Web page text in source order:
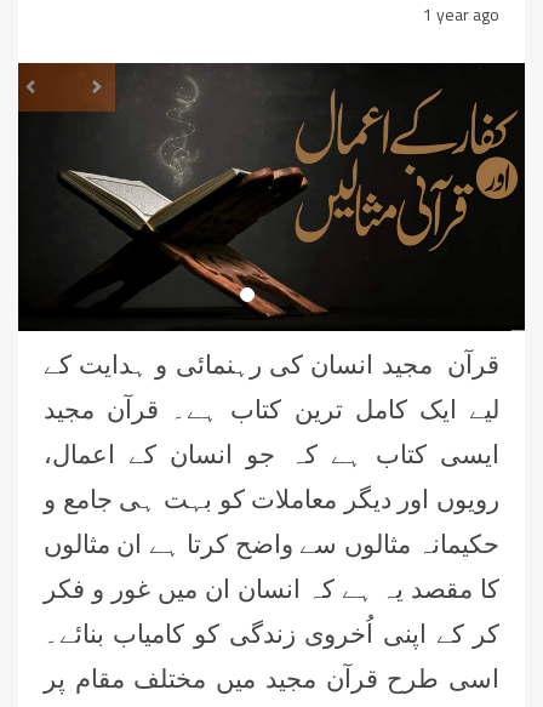
1 year ago
قرآن مجید انسان کی رہنمائی و ہدایت کے
لیے ایک کامل ترین کتاب ہے۔ قرآن مجید
ایسی کتاب ہے کہ جو انسان کے اعمال،
رویوں اور دیگر معاملات کو بہت ہی ‏جامع و
حکیمانہ مثالوں سے واضح کرتا ہے ان مثالوں
کا مقصد یہ ہے کہ انسان ان میں غور و فکر
کر کے اپنی اُخروی زندگی کو کامیاب بنائے۔
اسی طرح قرآن مجید ‏میں مختلف مقام پر